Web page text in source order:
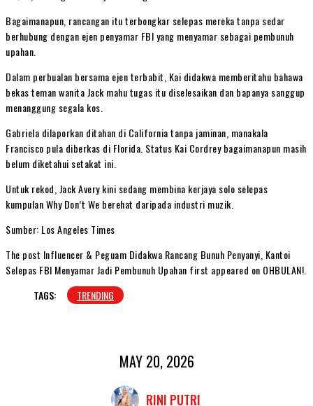
Bagaimanapun, rancangan itu terbongkar selepas mereka tanpa sedar
berhubung dengan ejen penyamar FBI yang menyamar sebagai pembunuh
upahan.
Dalam perbualan bersama ejen terbabit, Kai didakwa memberitahu bahawa
bekas teman wanita Jack mahu tugas itu diselesaikan dan bapanya sanggup
menanggung segala kos.
Gabriela dilaporkan ditahan di California tanpa jaminan, manakala
Francisco pula diberkas di Florida. Status Kai Cordrey bagaimanapun masih
belum diketahui setakat ini.
Untuk rekod, Jack Avery kini sedang membina kerjaya solo selepas
kumpulan Why Don’t We berehat daripada industri muzik.
Sumber: Los Angeles Times
The post Influencer & Peguam Didakwa Rancang Bunuh Penyanyi, Kantoi
Selepas FBI Menyamar Jadi Pembunuh Upahan first appeared on OHBULAN!.
TAGS:
TRENDING
MAY 20, 2026
RINI PUTRI